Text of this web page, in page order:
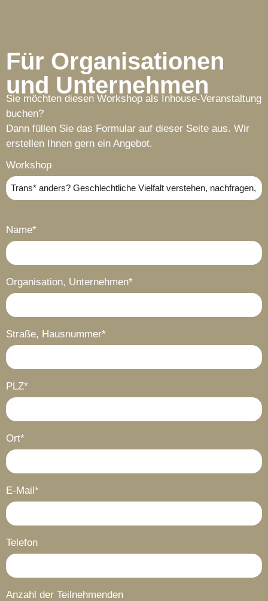
Für Organisationen
und Unternehmen
Sie möchten diesen Workshop als Inhouse-Veranstaltung
buchen?
Dann füllen Sie das Formular auf dieser Seite aus. Wir
erstellen Ihnen gern ein Angebot.
Workshop
Name*
Organisation, Unternehmen*
Straße, Hausnummer*
PLZ*
Ort*
E-Mail*
Telefon
Anzahl der Teilnehmenden